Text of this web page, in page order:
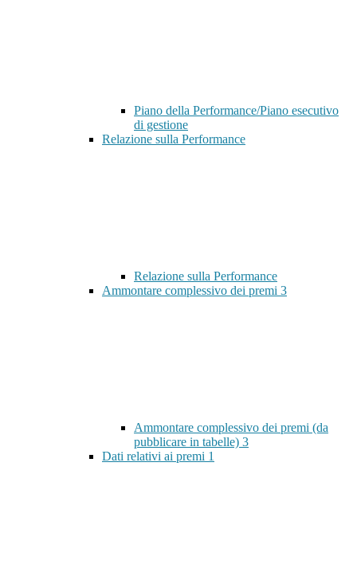
Piano della Performance/Piano esecutivo
di gestione
Relazione sulla Performance
Relazione sulla Performance
Ammontare complessivo dei premi 3
Ammontare complessivo dei premi (da
pubblicare in tabelle) 3
Dati relativi ai premi 1